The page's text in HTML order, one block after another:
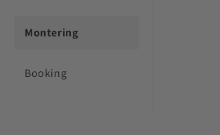
Montering
Booking